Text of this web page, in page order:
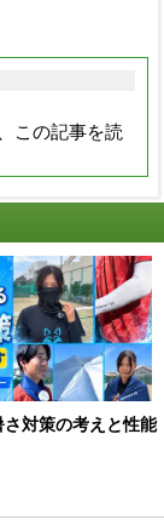
この記事を読
対策の考えと性能